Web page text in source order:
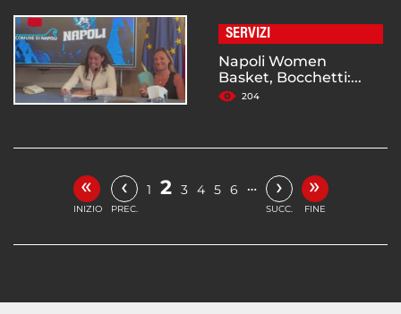
SERVIZI
Napoli Women
Basket, Bocchetti:...
204
«
INIZIO
‹
PREC.
1 2 3 4 5 6 … ›
SUCC.
»
FINE